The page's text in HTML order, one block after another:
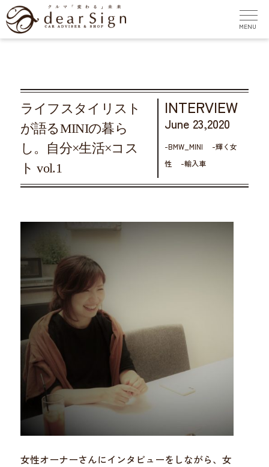
ライフスタイリスト
が語るMINIの暮ら
し。自分×生活×コス
ト vol.1
INTERVIEW
June 23,2020
BMW_MINI
輝く女
性
輸入車
女性オーナーさんにインタビューをしながら、女